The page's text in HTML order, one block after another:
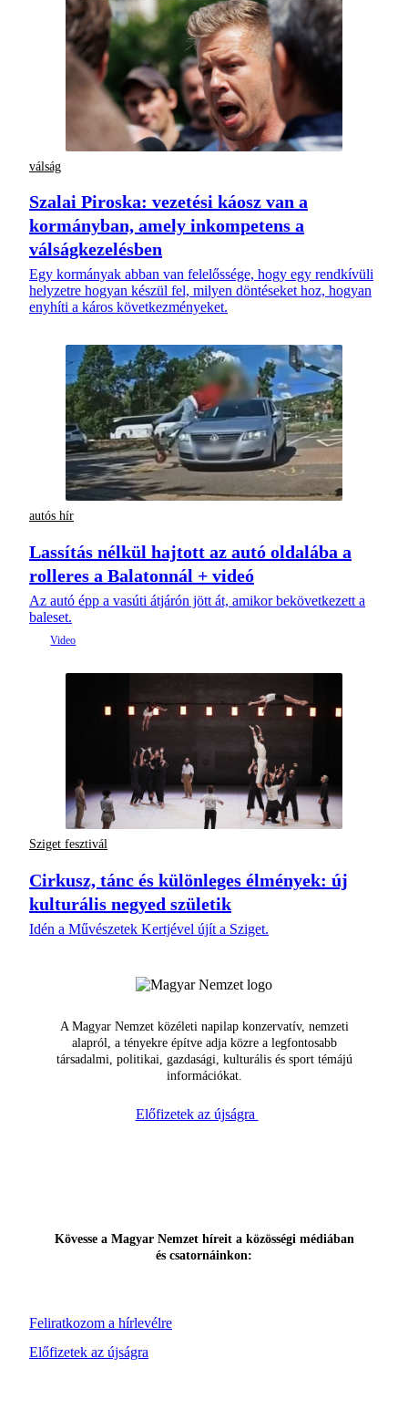
válság
Szalai Piroska: vezetési káosz van a
kormányban, amely inkompetens a
válságkezelésben
Egy kormányak abban van felelőssége, hogy egy rendkívüli
helyzetre hogyan készül fel, milyen döntéseket hoz, hogyan
enyhíti a káros következményeket.
autós hír
Lassítás nélkül hajtott az autó oldalába a
rolleres a Balatonnál + videó
Az autó épp a vasúti átjárón jött át, amikor bekövetkezett a
baleset.
Sziget fesztivál
Cirkusz, tánc és különleges élmények: új
kulturális negyed születik
Idén a Művészetek Kertjével újít a Sziget.
A Magyar Nemzet közéleti napilap konzervatív, nemzeti
alapról, a tényekre építve adja közre a legfontosabb
társadalmi, politikai, gazdasági, kulturális és sport témájú
információkat.
Előfizetek az újságra
Feliratkozom a hírlevélre
Kövesse a Magyar Nemzet híreit a közösségi médiában
és csatornáinkon:
Előfizetek az újságra